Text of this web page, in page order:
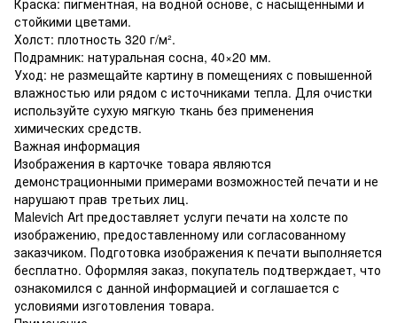
стойкими цветами.
Холст: плотность 320 г/м².
Подрамник: натуральная сосна, 40×20 мм.
Уход: не размещайте картину в помещениях с повышенной
влажностью или рядом с источниками тепла. Для очистки
используйте сухую мягкую ткань без применения
химических средств.
Важная информация
Изображения в карточке товара являются
демонстрационными примерами возможностей печати и не
нарушают прав третьих лиц.
Malevich Art предоставляет услуги печати на холсте по
изображению, предоставленному или согласованному
заказчиком. Подготовка изображения к печати выполняется
бесплатно. Оформляя заказ, покупатель подтверждает, что
ознакомился с данной информацией и соглашается с
условиями изготовления товара.